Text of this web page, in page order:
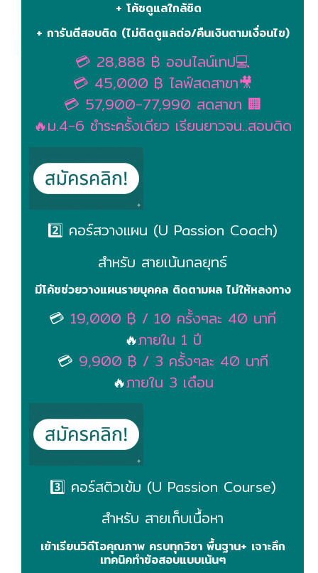
+ โค้ชดูแลใกล้ชิด
+ การันตีสอบติด (ไม่ติดดูแลต่อ/คืนเงินตามเงื่อนไข)
💳 28,888 ฿ ออนไลน์เทป💻
💳 45,000 ฿ ไลฟ์สดสาขา🎥
💳 57,900-77,990 สดสาขา 🏢
🔥ม.4-6 ชำระครั้งเดียว เรียนยาวจน..สอบติด
2️⃣ คอร์สวางแผน (U Passion Coach)
สำหรับ สายเน้นกลยุทธ์
มีโค้ชช่วยวางแผนรายบุคคล ติดตามผล ไม่ให้หลงทาง
💳 19,000 ฿ / 10 ครั้งๆละ 40 นาที
🔥ภายใน 1 ปี
💳 9,900 ฿ / 3 ครั้งๆละ 40 นาที
🔥ภายใน 3 เดือน
3️⃣ คอร์สติวเข้ม (U Passion Course)
สำหรับ สายเก็บเนื้อหา
เข้าเรียนวิดีโอคุณภาพ ครบทุกวิชา พื้นฐาน+ เจาะลึก
เทคนิคทำข้อสอบแบบเน้นๆ